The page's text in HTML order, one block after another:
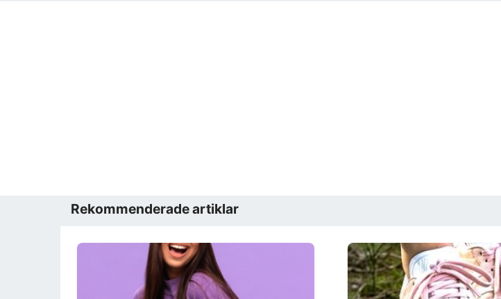
Rekommenderade artiklar